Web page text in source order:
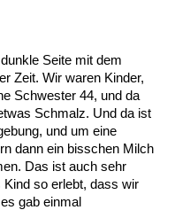
Seite mit dem
Zeit. Wir waren Kinder,
Schwester 44, und da
Schmalz. Und da ist
und um eine
dann ein bisschen Milch
Das ist auch sehr
so erlebt, dass wir
gab einmal